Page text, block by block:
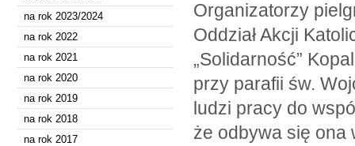
na rok 2023/2024
na rok 2022
na rok 2021
na rok 2020
na rok 2019
na rok 2018
na rok 2017
Organizatorzy
Oddział Akcji
„Solidarność”
przy parafii św.
ludzi pracy do
że odbywa się ona